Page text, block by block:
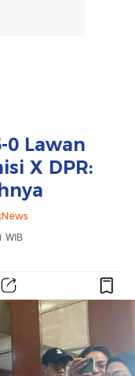
0 Lawan
X DPR:
WIB